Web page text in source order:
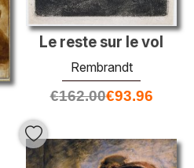
Le reste sur le vol
Rembrandt
€162.00€93.96